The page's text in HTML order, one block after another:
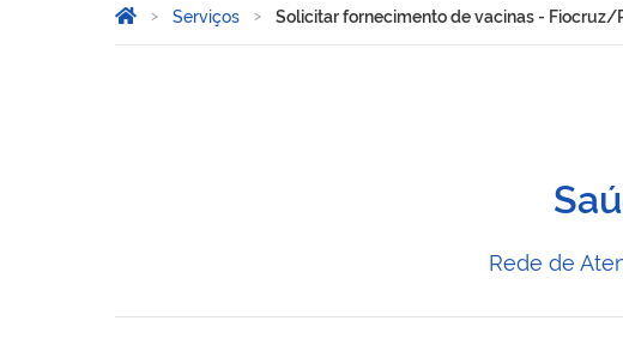
Você está aqui:
Página Inicial
Serviços Solicitar fornecimento de vacinas - Fiocruz/
Rede de